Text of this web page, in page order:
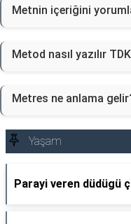
Metnin içeriğini
Metod nasıl yazılır
Metres ne anlama
Yaşam
Parayi veren düdügü